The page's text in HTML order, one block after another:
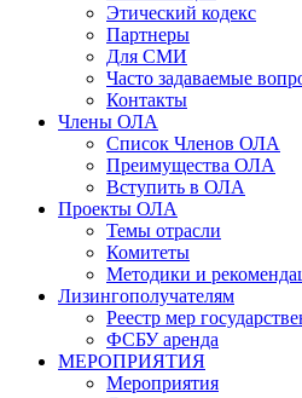
Этический кодекс
Партнеры
Для СМИ
Часто задаваемые
Контакты
Члены ОЛА
Список Членов ОЛА
Преимущества ОЛА
Вступить в ОЛА
Проекты ОЛА
Темы отрасли
Комитеты
Методики и
Лизингополучателям
Реестр мер
ФСБУ аренда
МЕРОПРИЯТИЯ
Мероприятия